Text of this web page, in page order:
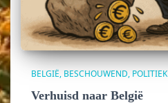
BELGIË BESCHOUWEND POLITIEK
Verhuisd naar België